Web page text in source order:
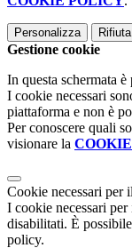
Personalizza
Gestione cookie
In questa schermata
I cookie necessari
piattaforma e non è
Per conoscere quali
visionare la
Cookie necessari per
I cookie necessari
disabilitati. È
policy.